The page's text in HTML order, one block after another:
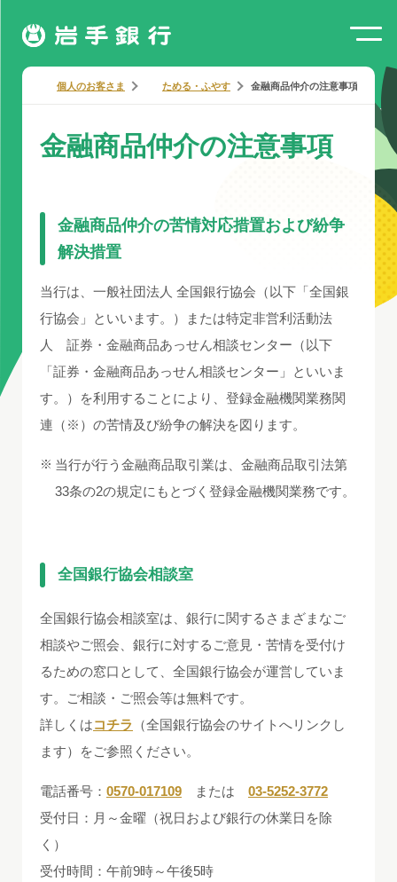
個人のお客さま ためる・ふやす 金融商品仲介の注意事項
金融商品仲介の注意事項
金融商品仲介の苦情対応措置および紛争
解決措置
当行は、一般社団法人 全国銀行協会（以下「全国銀
行協会」といいます。）または特定非営利活動法
人 証券・金融商品あっせん相談センター（以下
「証券・金融商品あっせん相談センター」といいま
す。）を利用することにより、登録金融機関業務関
連（※）の苦情及び紛争の解決を図ります。
当行が行う金融商品取引業は、金融商品取引法第
33条の2の規定にもとづく登録金融機関業務です。
全国銀行協会相談室
全国銀行協会相談室は、銀行に関するさまざまなご
相談やご照会、銀行に対するご意見・苦情を受付け
るための窓口として、全国銀行協会が運営していま
す。ご相談・ご照会等は無料です。
詳しくはコチラ （全国銀行協会のサイトへリンクし
ます）をご参照ください。
電話番号： 0570-017109 または 03-5252-3772
受付日：月～金曜（祝日および銀行の休業日を除
く）
受付時間：午前9時～午後5時